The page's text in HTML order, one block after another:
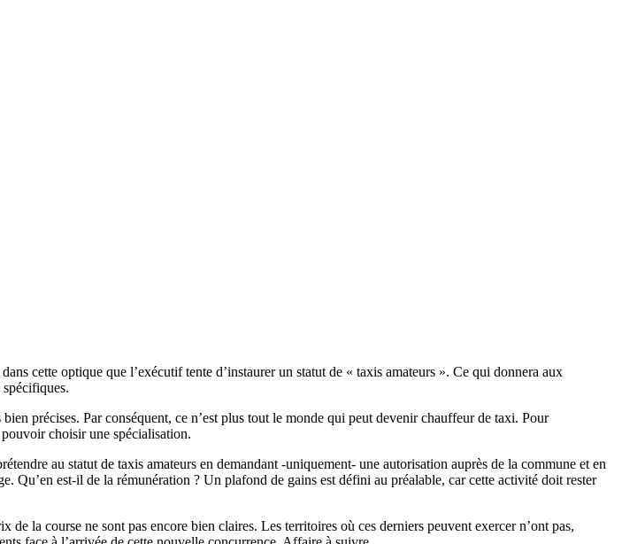
cette optique que l’exécutif tente d’instaurer un statut de « taxis amateurs ». Ce qui donnera aux
précises. Par conséquent, ce n’est plus tout le monde qui peut devenir chauffeur de taxi. Pour
choisir une spécialisation.
au statut de taxis amateurs en demandant -uniquement- une autorisation auprès de la commune et en
Qu’en est-il de la rémunération ? Un plafond de gains est défini au préalable, car cette activité doit rester
la course ne sont pas encore bien claires. Les territoires où ces derniers peuvent exercer n’ont pas,